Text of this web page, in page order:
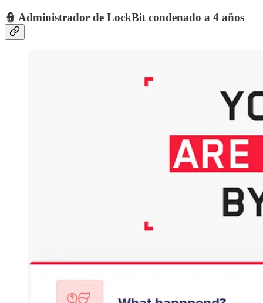
👮 Administrador de LockBit condenado a 4 años